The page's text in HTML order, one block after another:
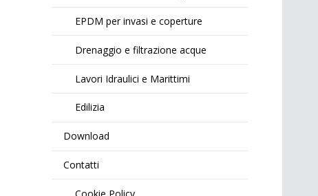
EPDM per invasi e coperture
Drenaggio e filtrazione acque
Lavori Idraulici e Marittimi
Edilizia
Download
Contatti